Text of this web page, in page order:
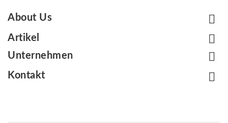
About Us 
Artikel 
Unternehmen 
Kontakt 